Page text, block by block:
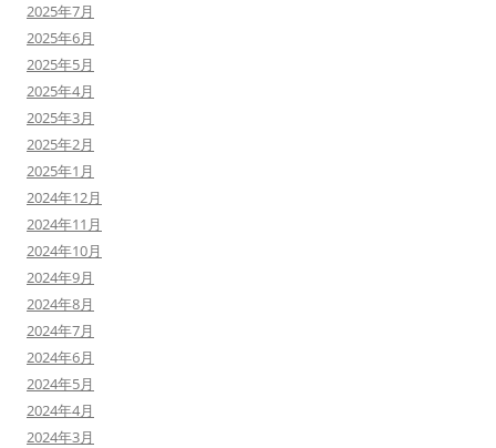
2025年7月
2025年6月
2025年5月
2025年4月
2025年3月
2025年2月
2025年1月
2024年12月
2024年11月
2024年10月
2024年9月
2024年8月
2024年7月
2024年6月
2024年5月
2024年4月
2024年3月